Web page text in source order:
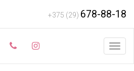
+375 (29) 678-88-18